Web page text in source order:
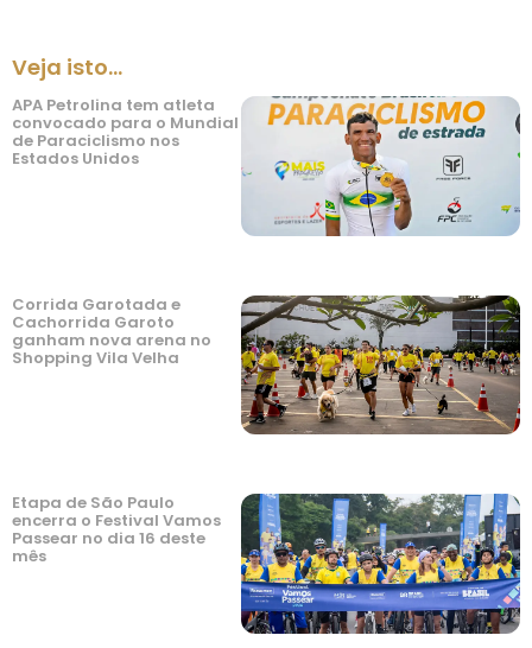
Veja isto...
APA Petrolina tem atleta
convocado para o Mundial
de Paraciclismo nos
Estados Unidos
Corrida Garotada e
Cachorrida Garoto
ganham nova arena no
Shopping Vila Velha
Etapa de São Paulo
encerra o Festival Vamos
Passear no dia 16 deste
mês